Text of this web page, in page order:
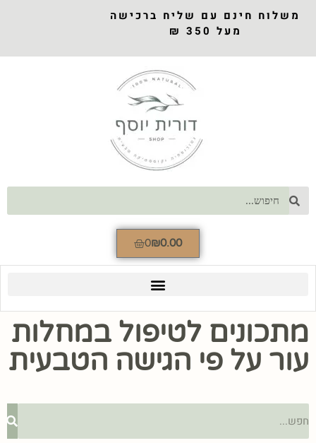
משלוח חינם עם שליח ברכישה
מעל 350 ₪
₪0.00
0
מתכונים לטיפול במחלות
עור על פי הגישה הטבעית